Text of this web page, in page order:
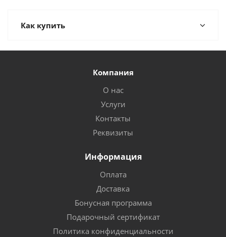
Как купить
Компания
О нас
Услуги
Контакты
Реквизиты
Информация
Оплата
Доставка
Бонусная программа
Подарочный сертификат
Политика конфиденциальности